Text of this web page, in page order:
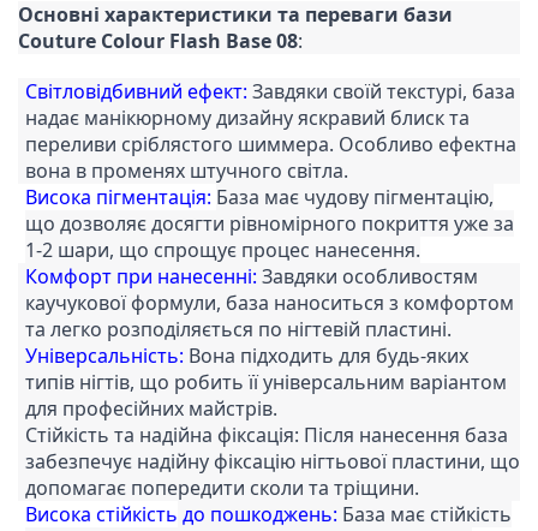
Основні характеристики та переваги бази
Couture Colour Flash Base 08:
Світловідбивний ефект: Завдяки своїй текстурі, база
надає манікюрному дизайну яскравий блиск та
переливи сріблястого шиммера. Особливо ефектна
вона в променях штучного світла.
Висока пігментація: База має чудову пігментацію,
що дозволяє досягти рівномірного покриття уже за
1-2 шари, що спрощує процес нанесення.
Комфорт при нанесенні: Завдяки особливостям
каучукової формули, база наноситься з комфортом
та легко розподіляється по нігтевій пластині.
Універсальність: Вона підходить для будь-яких
типів нігтів, що робить її універсальним варіантом
для професійних майстрів.
Стійкість та надійна фіксація: Після нанесення база
забезпечує надійну фіксацію нігтьової пластини, що
допомагає попередити сколи та тріщини.
Висока стійкість до пошкоджень: База має стійкість